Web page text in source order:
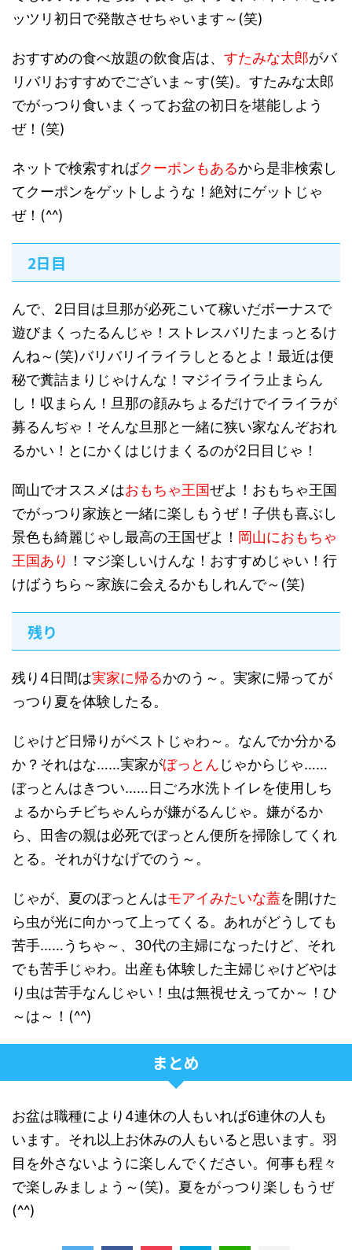
ッツリ初日で発散させちゃいます～(笑)
おすすめの食べ放題の飲食店は、 すたみな太郎がバ
リバリおすすめでございま～す(笑)。すたみな太郎
でがっつり食いまくってお盆の初日を堪能しよう
ぜ！(笑)
ネットで検索すればクーポンもあるから是非検索し
てクーポンをゲットしような！絶対にゲットじゃ
ぜ！(^^)
2日目
んで、2日目は旦那が必死こいて稼いだボーナスで
遊びまくったるんじゃ！ストレスバリたまっとるけ
んね～(笑)バリバリイライラしとるとよ！最近は便
秘で糞詰まりじゃけんな！マジイライラ止まらん
し！収まらん！旦那の顔みちょるだけでイライラが
募るんぢゃ！そんな旦那と一緒に狭い家なんぞおれ
るかい！とにかくはじけまくるのが2日目じゃ！
岡山でオススメはおもちゃ王国ぜよ！おもちゃ王国
でがっつり家族と一緒に楽しもうぜ！子供も喜ぶし
景色も綺麗じゃし最高の王国ぜよ！ 岡山におもちゃ
王国あり ！マジ楽しいけんな！おすすめじゃい！行
けばうちら～家族に会えるかもしれんで～(笑)
残り
残り4日間は実家に帰るかのう～。実家に帰ってが
っつり夏を体験したる。
じゃけど日帰りがベストじゃわ～。なんでか分かる
か？それはな……実家がぼっとん じゃからじゃ……
ぼっとんはきつい……日ごろ水洗トイレを使用しち
ょるからチビちゃんらが嫌がるんじゃ。嫌がるか
ら、田舎の親は必死でぼっとん便所を掃除してくれ
とる。それがけなげでのう～。
じゃが、夏のぼっとんはモアイみたいな蓋を開けた
ら虫が光に向かって上ってくる。あれがどうしても
苦手……うちゃ～、30代の主婦になったけど、それ
でも苦手じゃわ。出産も体験した主婦じゃけどやは
り虫は苦手なんじゃい！虫は無視せえってか～！ひ
～は～！(^^)
まとめ
お盆は職種により4連休の人もいれば6連休の人も
います。それ以上お休みの人もいると思います。羽
目を外さないように楽しんでください。何事も程々
で楽しみましょう～(笑)。夏をがっつり楽しもうぜ
(^^)